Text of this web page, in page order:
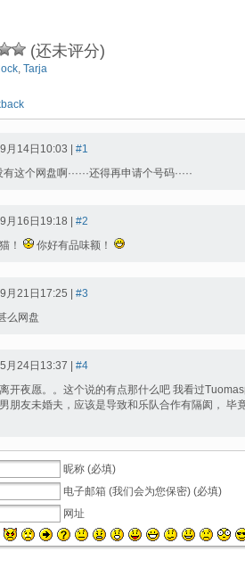
(还未评分)
, Tarja
月14日10:03 | #1
有这个网盘啊······还得再申请个号码·····
月16日19:18 | #2
！
你好有品味额！
月21日17:25 | #3
么网盘
月24日13:37 | #4
开夜愿。。这个说的有点那什么吧 我看过
朋友未婚夫，应该是导致和乐队合作有隔阂， 毕
昵称 (必填)
电子邮箱 (我们会为您保密) (必填)
网址